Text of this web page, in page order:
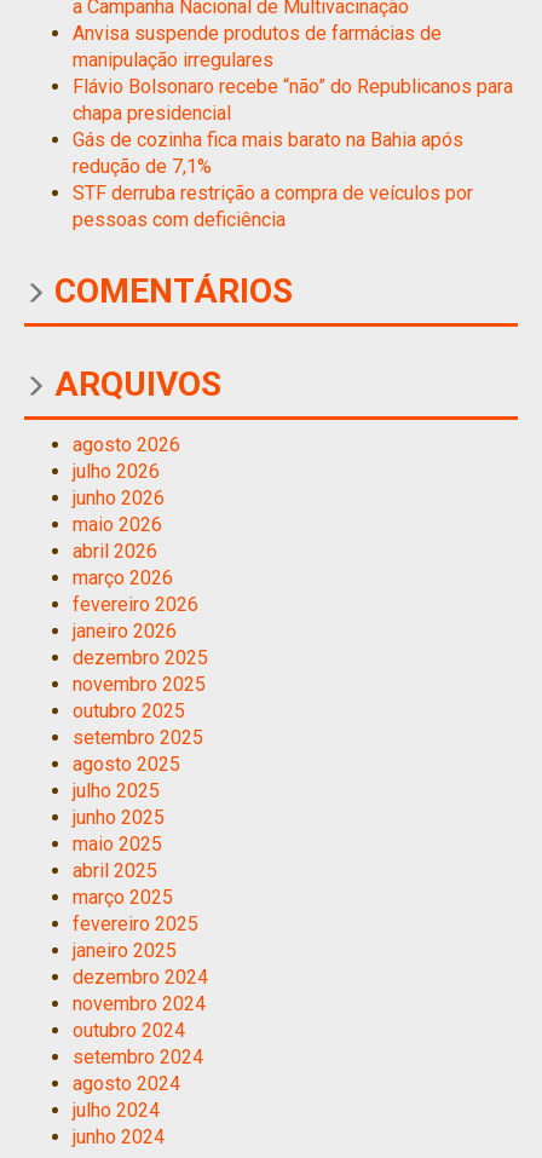
a Campanha Nacional de Multivacinação
Anvisa suspende produtos de farmácias de
manipulação irregulares
Flávio Bolsonaro recebe “não” do Republicanos para
chapa presidencial
Gás de cozinha fica mais barato na Bahia após
redução de 7,1%
STF derruba restrição a compra de veículos por
pessoas com deficiência
COMENTÁRIOS
ARQUIVOS
agosto 2026
julho 2026
junho 2026
maio 2026
abril 2026
março 2026
fevereiro 2026
janeiro 2026
dezembro 2025
novembro 2025
outubro 2025
setembro 2025
agosto 2025
julho 2025
junho 2025
maio 2025
abril 2025
março 2025
fevereiro 2025
janeiro 2025
dezembro 2024
novembro 2024
outubro 2024
setembro 2024
agosto 2024
julho 2024
junho 2024